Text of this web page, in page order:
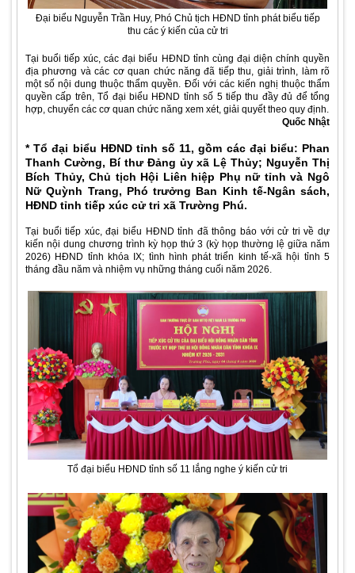
Đại biểu Nguyễn Trần Huy, Phó Chủ tịch HĐND tỉnh phát biểu tiếp
thu các ý kiến của cử tri
Tại buổi tiếp xúc, các đại biểu HĐND tỉnh cùng đại diện chính quyền
địa phương và các cơ quan chức năng đã tiếp thu, giải trình, làm rõ
một số nội dung thuộc thẩm quyền. Đối với các kiến nghị thuộc thẩm
quyền cấp trên, Tổ đại biểu HĐND tỉnh số 5 tiếp thu đầy đủ để tổng
hợp, chuyển các cơ quan chức năng xem xét, giải quyết theo quy định.
Quốc Nhật
* Tổ đại biểu HĐND tỉnh số 11, gồm các đại biểu: Phan
Thanh Cường, Bí thư Đảng ủy xã Lệ Thủy; Nguyễn Thị
Bích Thủy, Chủ tịch Hội Liên hiệp Phụ nữ tỉnh và Ngô
Nữ Quỳnh Trang, Phó trưởng Ban Kinh tế-Ngân sách,
HĐND tỉnh tiếp xúc cử tri xã Trường Phú.
Tại buổi tiếp xúc, đại biểu HĐND tỉnh đã thông báo với cử tri về dự
kiến nội dung chương trình kỳ họp thứ 3 (kỳ họp thường lệ giữa năm
2026) HĐND tỉnh khóa IX; tình hình phát triển kinh tế-xã hội tỉnh 5
tháng đầu năm và nhiệm vụ những tháng cuối năm 2026.
Tổ đại biểu HĐND tỉnh số 11 lắng nghe ý kiến cử tri